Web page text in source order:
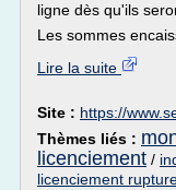
ligne dès qu'ils
Les sommes
Lire la suite
Site : https://
Thèmes liés :
licenciement /
licenciement